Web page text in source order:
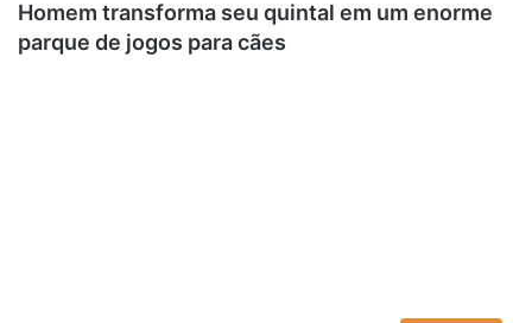
Homem transforma seu quintal em um enorme
parque de jogos para cães